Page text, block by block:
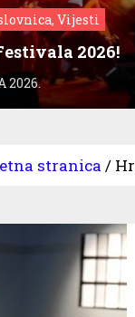
Vijesti
2026!
2026.
stranica /